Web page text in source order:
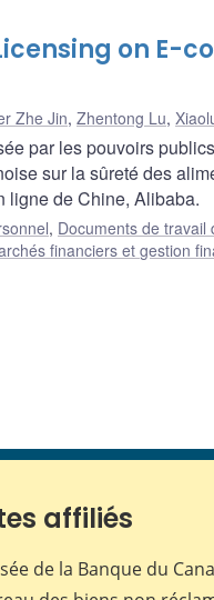
on E-
Zhe Jin, Zhentong Lu,
par les pouvoirs
sur la sûreté des
ligne de Chine, Alibaba.
, Documents de travail
financiers et gestion
affiliés
de la Banque du